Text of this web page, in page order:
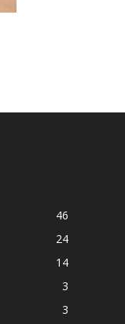
46
24
14
3
3